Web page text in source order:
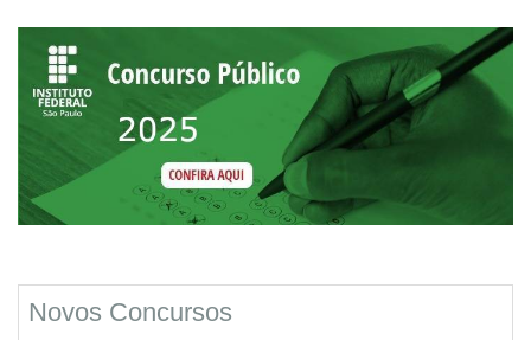
Novos Concursos